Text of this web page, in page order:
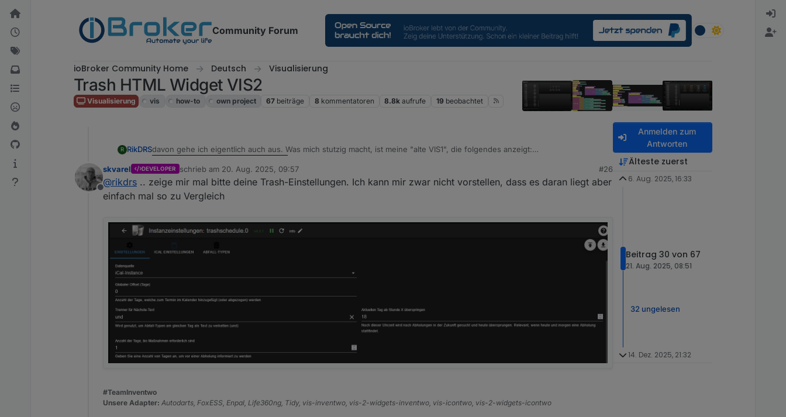
Weiter zum Inhalt
Community Forum
ioBroker Community Home Deutsch Visualisierung
Trash HTML Widget VIS2
Visualisierung vis how-to own project 67 beiträge 8 kommentatoren 8.8k aufrufe 19 beobachtet
R RikDRSdavon gehe ich eigentlich auch aus. Was mich stutzig macht, ist meine "alte VIS1", die folgendes anzeigt:
zwar kein "heute", aber auch nicht den nächsten Termin in 14 Tagen
Offline
skvarel DEVELOPER schrieb am 20. Aug. 2025, 09:57
zuletzt editiert von
#26
@rikdrs .. zeige mir mal bitte deine Trash-Einstellungen. Ich kann mir zwar nicht vorstellen, dass es daran liegt aber
einfach mal so zu Vergleich
#TeamInventwo
Unsere Adapter: Autodarts, FoxESS, Enpal, Life360ng, Tidy, vis-inventwo, vis-2-widgets-inventwo, vis-icontwo, vis-2-widgets-icontwo
Anmelden zum
Antworten
Älteste zuerst
6. Aug. 2025, 16:33
Beitrag 30 von 67
21. Aug. 2025, 08:51
32 ungelesen
14. Dez. 2025, 21:32